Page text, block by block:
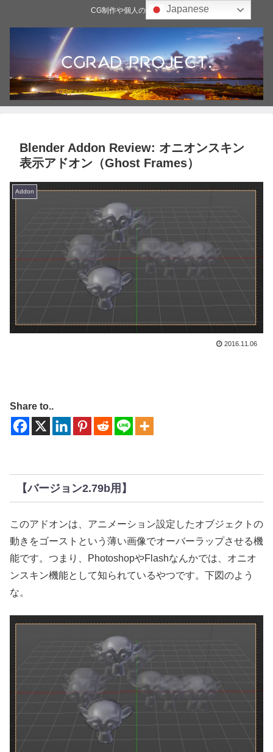
CG制作や個人の雑記ブログ
Blender Addon Review: オニオンスキン
表示アドオン（Ghost Frames）
Addon
2016.11.06
Share to..
【バージョン2.79b用】
このアドオンは、アニメーション設定したオブジェクトの
動きをゴーストという薄い画像でオーバーラップさせる機
能です。つまり、PhotoshopやFlashなんかでは、オニオ
ンスキン機能として知られているやつです。下図のよう
な。
Japanese